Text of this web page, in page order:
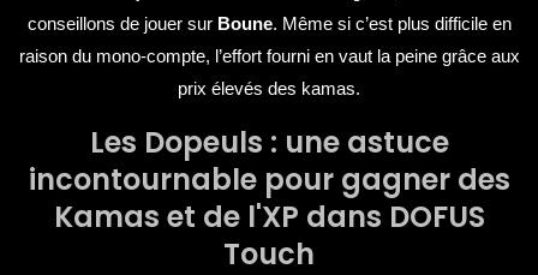
conseillons de jouer sur Boune. Même si c’est plus difficile en
raison du mono-compte, l’effort fourni en vaut la peine grâce aux
prix élevés des kamas.
Les Dopeuls : une astuce
incontournable pour gagner des
Kamas et de l'XP dans DOFUS
Touch